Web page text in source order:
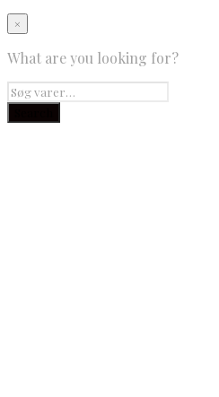
×
What are you looking for?